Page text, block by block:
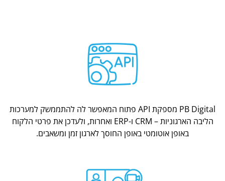
PB Digital מספקת API פתוח המאפשר לה להתממשק למערכות
הליבה הארגוניות – CRM ו-ERP ואחרות, ולעדכן את פרטי הלקוח
באופן אוטומטי באופן החוסך לארגון זמן ומשאבים.